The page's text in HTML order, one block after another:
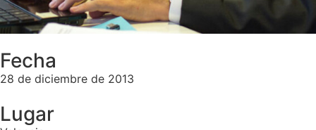
Fecha
28 de diciembre de 2013
Lugar